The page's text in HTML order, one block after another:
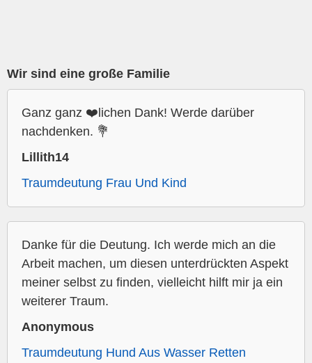
Wir sind eine große Familie
Ganz ganz ❤️lichen Dank! Werde darüber
nachdenken. 💐
Lillith14
Traumdeutung Frau Und Kind
Danke für die Deutung. Ich werde mich an die
Arbeit machen, um diesen unterdrückten Aspekt
meiner selbst zu finden, vielleicht hilft mir ja ein
weiterer Traum.
Anonymous
Traumdeutung Hund Aus Wasser Retten